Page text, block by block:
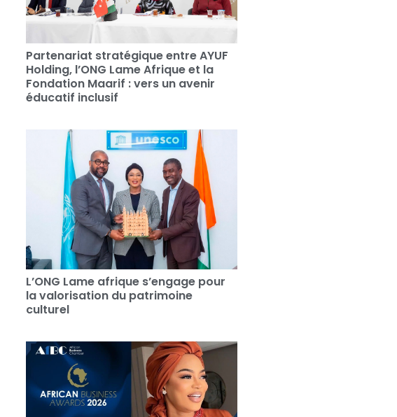
Partenariat stratégique entre AYUF
Holding, l’ONG Lame Afrique et la
Fondation Maarif : vers un avenir
éducatif inclusif
L’ONG Lame afrique s’engage pour
la valorisation du patrimoine
culturel